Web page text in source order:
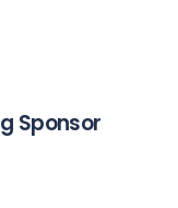
Sponsor